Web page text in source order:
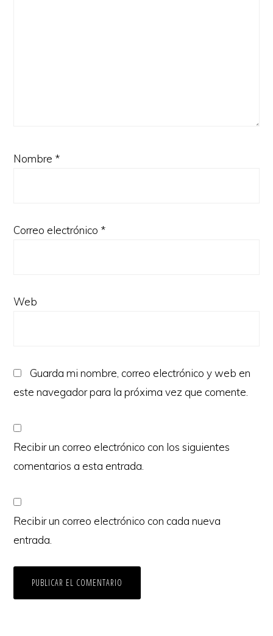
Nombre *
Correo electrónico *
Web
Guarda mi nombre, correo electrónico y web en
este navegador para la próxima vez que comente.
Recibir un correo electrónico con los siguientes
comentarios a esta entrada.
Recibir un correo electrónico con cada nueva
entrada.